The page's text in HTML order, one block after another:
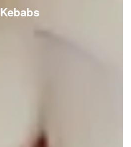
Kebabs